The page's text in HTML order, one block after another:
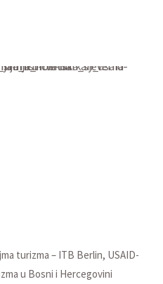
turizma – ITB Berlin, USAID-
u Bosni i Hercegovini